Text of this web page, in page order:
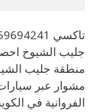
جليب الشيوخ
منطقة جليب
مشوار عبر
الفروانية في